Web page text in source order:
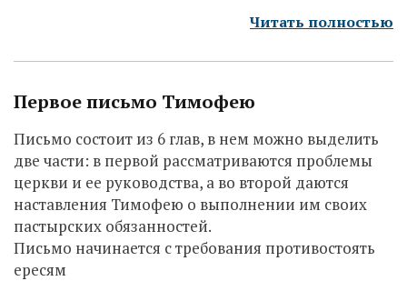
Читать полностью
Первое письмо Тимофею
Письмо состоит из 6 глав, в нем можно выделить
две части: в первой рассматриваются проблемы
церкви и ее руководства, а во второй даются
наставления Тимофею о выполнении им своих
пастырских обязанностей.
Письмо начинается с требования противостоять
ересям